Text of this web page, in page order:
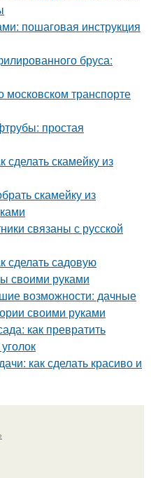
пошаговая инструкция
бруса:
транспорте
простая
сделать скамейку из
скамейку из
связаны с русской
сделать садовую
своими руками
возможности: дачные
своими руками
как превратить
как сделать красиво и